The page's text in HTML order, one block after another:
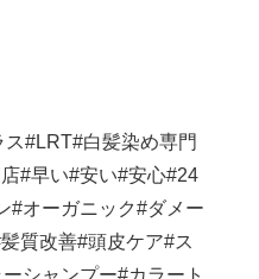
ス#LRT#白髪染め専門
#早い#安い#安心#24
#オーガニック#ダメー
髪質改善#頭皮ケア#ス
ーシャンプー#カラート